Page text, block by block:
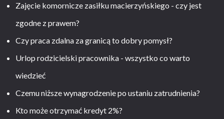
Zajęcie komornicze zasiłku macierzyńskiego - czy jest
zgodne z prawem?
Czy praca zdalna za granicą to dobry pomysł?
Urlop rodzicielski pracownika - wszystko co warto
wiedzieć
Czemu niższe wynagrodzenie po ustaniu zatrudnienia?
Kto może otrzymać kredyt 2%?